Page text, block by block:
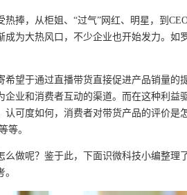
热捧，从柜姐、“过气”网红、明星，到
成为大热风口，不少企业也开始发力。
希望于通过直播带货直接促进产品销量
企业和消费者互动的渠道。而在这种利益
认可度如何，消费者对带货产品的评价是
等。
么做呢？鉴于此，下面识微科技小编整